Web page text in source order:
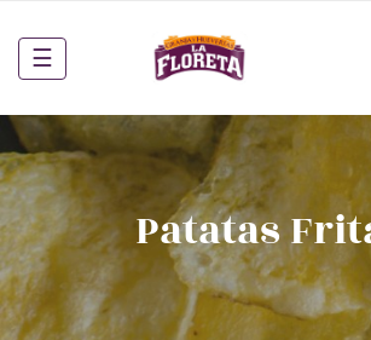
Navegación
de
☰
Patatas